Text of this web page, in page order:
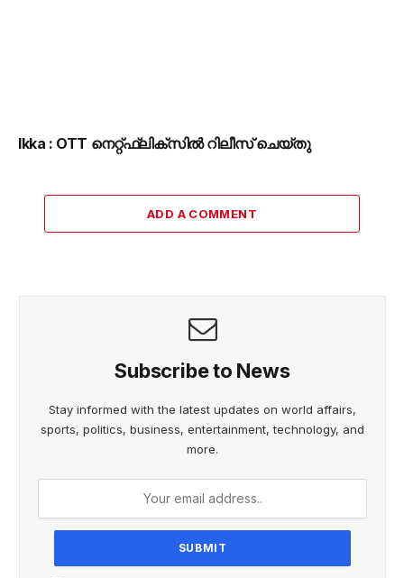
Ikka : OTT നെറ്റ്ഫ്ലിക്സിൽ റിലീസ് ചെയ്തു
ADD A COMMENT
Subscribe to News
Stay informed with the latest updates on world affairs,
sports, politics, business, entertainment, technology, and
more.